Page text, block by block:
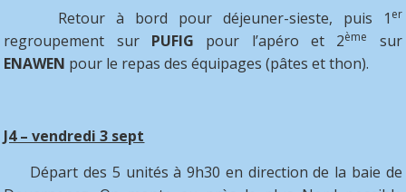
Retour à bord pour déjeuner-sieste, puis 1 er
regroupement sur PUFIG pour l’apéro et 2ème
sur
ENAWEN pour le repas des équipages (pâtes et thon).
J4 – vendredi 3 sept
Départ des 5 unités à 9h30 en direction de la baie de